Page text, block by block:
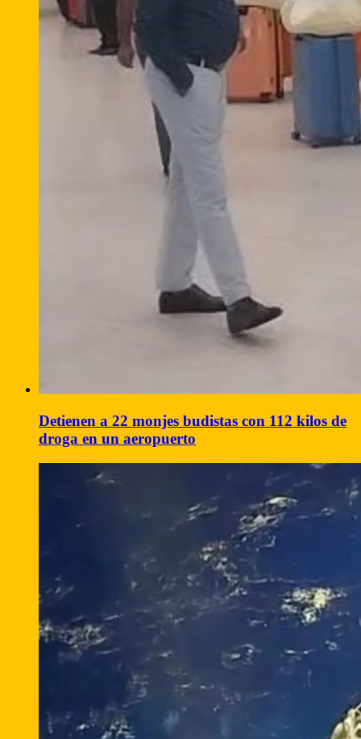
Detienen a 22 monjes budistas con 112 kilos de
droga en un aeropuerto